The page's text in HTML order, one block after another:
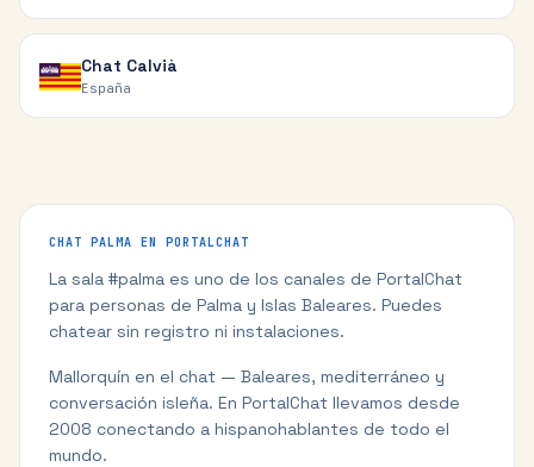
Chat Calvià
España
CHAT PALMA EN PORTALCHAT
La sala #palma es uno de los canales de PortalChat
para personas de Palma y Islas Baleares. Puedes
chatear sin registro ni instalaciones.
Mallorquín en el chat — Baleares, mediterráneo y
conversación isleña. En PortalChat llevamos desde
2008 conectando a hispanohablantes de todo el
mundo.